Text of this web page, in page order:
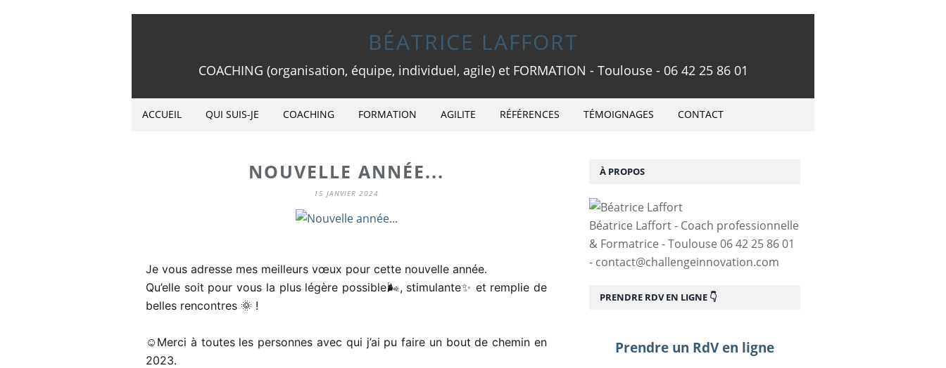
BÉATRICE LAFFORT
COACHING (organisation, équipe, individuel, agile) et FORMATION - Toulouse - 06 42 25 86 01
ACCUEIL QUI SUIS-JE COACHING FORMATION AGILITE RÉFÉRENCES TÉMOIGNAGES CONTACT
NOUVELLE ANNÉE...
15 JANVIER 2024
Je vous adresse mes meilleurs vœux pour cette nouvelle année.
Qu’elle soit pour vous la plus légère possible🌬, stimulante✨ et remplie de
belles rencontres 🌞 !
☺Merci à toutes les personnes avec qui j’ai pu faire un bout de chemin en
2023.
À PROPOS
Béatrice Laffort - Coach professionnelle
& Formatrice - Toulouse 06 42 25 86 01
- contact@challengeinnovation.com
PRENDRE RDV EN LIGNE 👇
Prendre un RdV en ligne